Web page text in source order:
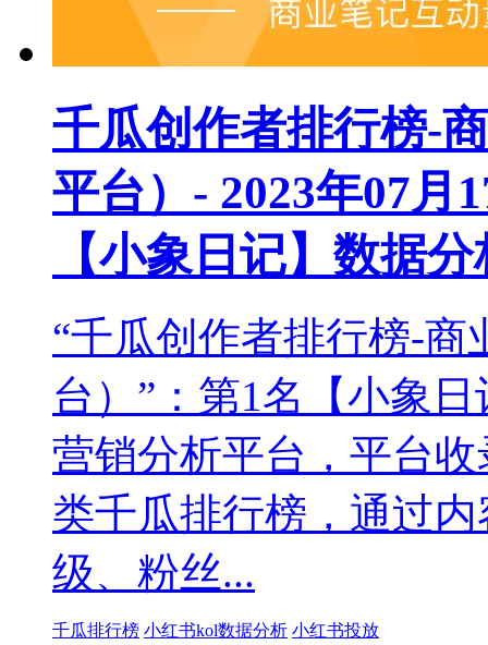
千瓜创作者排行榜-
平台）- 2023年07月
【小象日记】数据分
“千瓜创作者排行榜-
台）”：第1名【小象
营销分析平台，平台
类千瓜排行榜，通过
级、粉丝...
千瓜排行榜 小红书kol数据分析 小红书投放